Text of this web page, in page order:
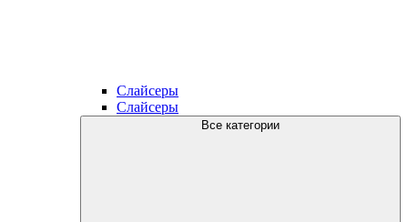
Слайсеры
Слайсеры
Все категории